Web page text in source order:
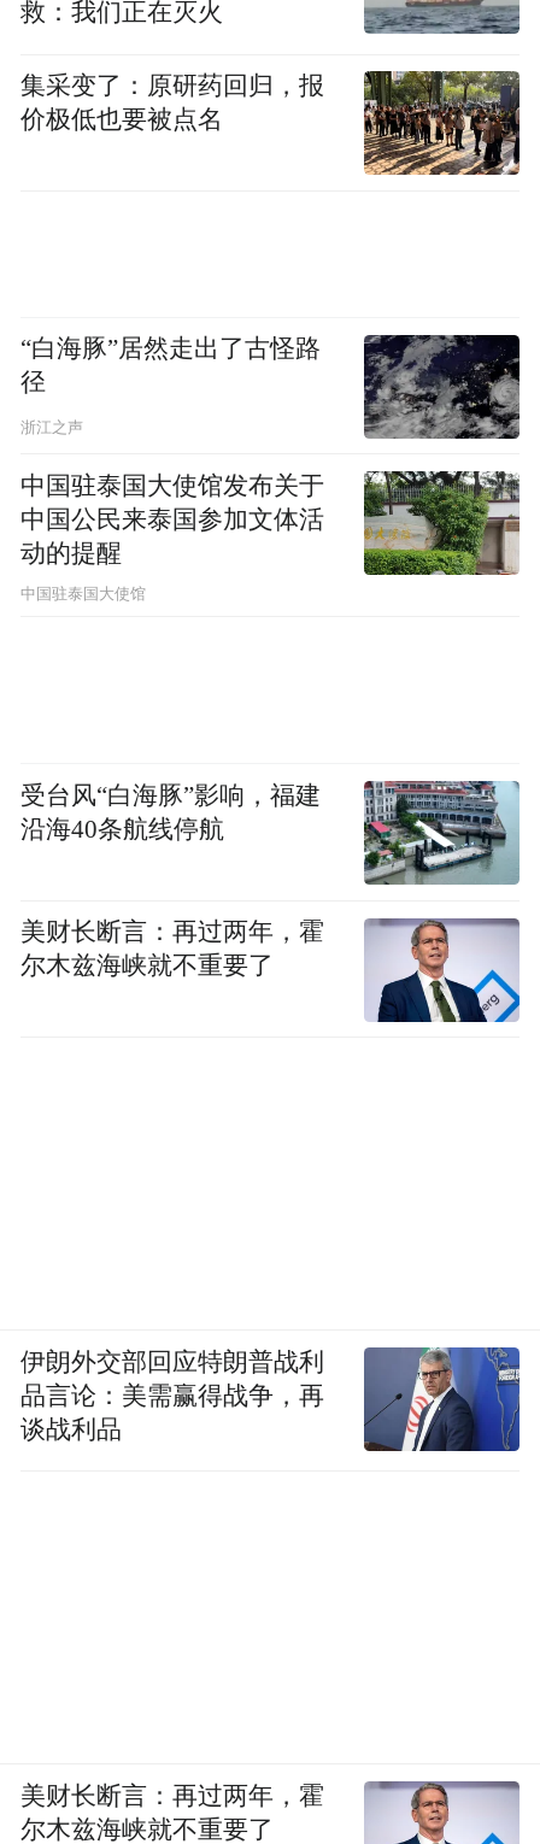
救：我们正在灭火
集采变了：原研药回归，报
价极低也要被点名
“白海豚”居然走出了古怪路
径
浙江之声
中国驻泰国大使馆发布关于
中国公民来泰国参加文体活
动的提醒
中国驻泰国大使馆
受台风“白海豚”影响，福建
沿海40条航线停航
美财长断言：再过两年，霍
尔木兹海峡就不重要了
伊朗外交部回应特朗普战利
品言论：美需赢得战争，再
谈战利品
美财长断言：再过两年，霍
尔木兹海峡就不重要了